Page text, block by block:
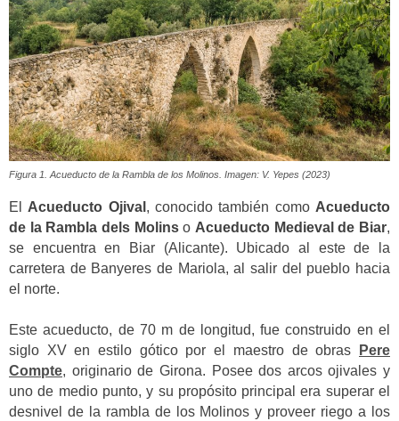
Figura 1. Acueducto de la Rambla de los Molinos. Imagen: V. Yepes (2023)
El Acueducto Ojival , conocido también como Acueducto
de la Rambla dels Molinso Acueducto Medieval de Biar,
se encuentra en Biar (Alicante). Ubicado al este de la
carretera de Banyeres de Mariola, al salir del pueblo hacia
el norte.
Este acueducto, de 70 m de longitud, fue construido en el
siglo XV en estilo gótico por el maestro de obras
Pere
Compte, originario de Girona. Posee dos arcos ojivales y
uno de medio punto, y su propósito principal era superar el
desnivel de la rambla de los Molinos y proveer riego a los